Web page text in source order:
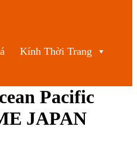
Kính Thời Trang
Pacific
JAPAN